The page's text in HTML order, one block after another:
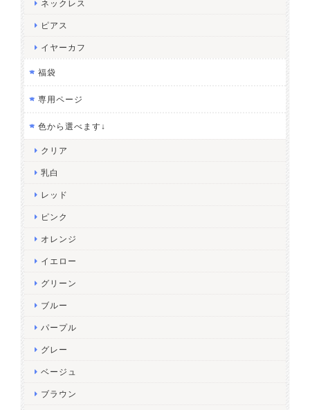
ネックレス
ピアス
イヤーカフ
福袋
専用ページ
色から選べます↓
クリア
乳白
レッド
ピンク
オレンジ
イエロー
グリーン
ブルー
パープル
グレー
ベージュ
ブラウン